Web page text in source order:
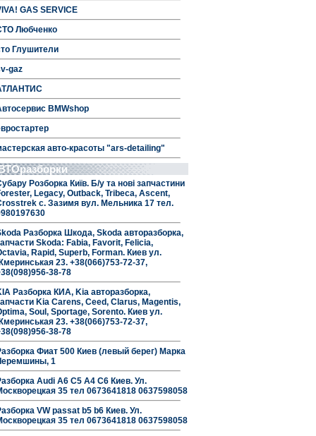
GAS SERVICE
Любченко
Глушители
gaz
BMWshop
авто-красоты "ars-detailing"
Розборка Київ. Б/у та нові запчастини
Legacy, Outback, Tribeca, Ascent,
с. Зазимя вул. Мельника 17 тел.
Разборка Шкода, Skoda авторазборка,
Skoda: Fabia, Favorit, Felicia,
Rapid, Superb, Forman. Киев ул.
23. +38(066)753-72-37,
38-78
Разборка КИА, Kia авторазборка,
Kia Carens, Ceed, Clarus, Magentis,
Soul, Sportage, Sorento. Киев ул.
23. +38(066)753-72-37,
38-78
Фиат 500 Киев (левый берег) Марка
1
Audi A6 C5 A4 C6 Киев. Ул.
35 тел 0673641818 0637598058
VW passat b5 b6 Киев. Ул.
35 тел 0673641818 0637598058